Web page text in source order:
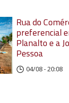
Rua do
preferencial
Planalto e a
Pessoa
04/08 - 20:08